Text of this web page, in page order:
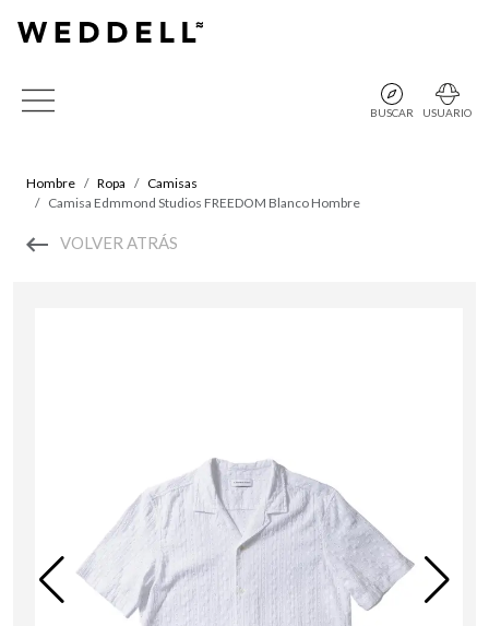
BUSCAR USUARIO
Hombre Ropa
Camisas
Camisa Edmmond Studios FREEDOM Blanco Hombre
VOLVER ATRÁS